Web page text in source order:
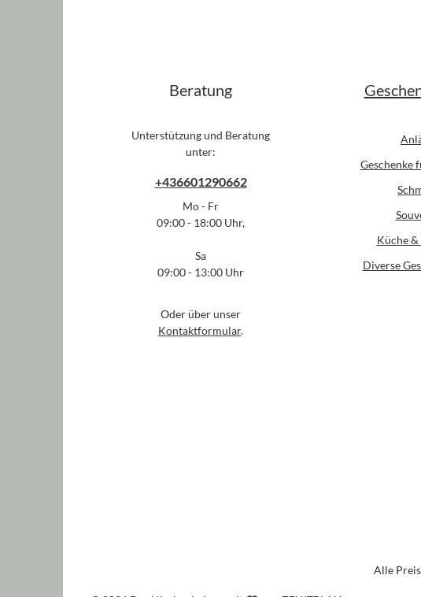
Beratung
Unterstützung und Beratung
unter:
+436601290662
Mo - Fr
09:00 - 18:00 Uhr,
Sa
09:00 - 13:00 Uhr
Oder über unser
Kontaktformular.
Geschenke
Küche
Diverse
Alle